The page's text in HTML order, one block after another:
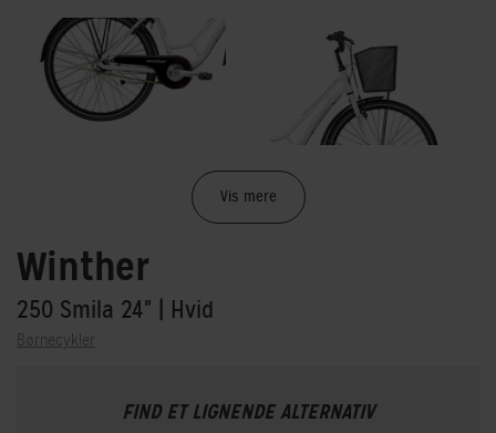
Vis mere
Winther
250 Smila 24" | Hvid
Børnecykler
FIND ET LIGNENDE ALTERNATIV